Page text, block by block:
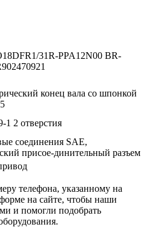
31R-PPA12N00 BR-
конец вала со шпонкой
1 2 отверстия
соединения SAE,
присое-динительный разъем
телефона, указанному на
на сайте, чтобы наши
и помогли подобрать